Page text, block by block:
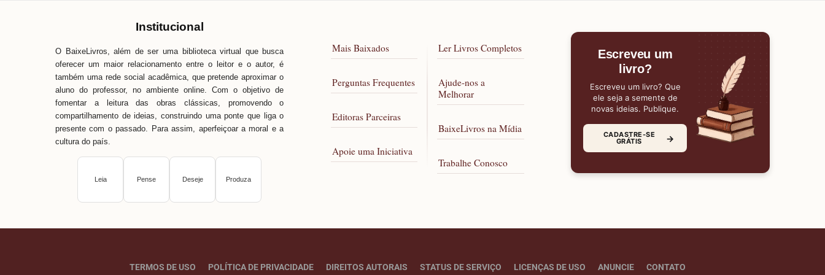
Institucional
O BaixeLivros, além de ser uma biblioteca virtual que busca
oferecer um maior relacionamento entre o leitor e o autor, é
também uma rede social acadêmica, que pretende aproximar o
aluno do professor, no ambiente online. Com o objetivo de
fomentar a leitura das obras clássicas, promovendo o
compartilhamento de ideias, construindo uma ponte que liga o
presente com o passado. Para assim, aperfeiçoar a moral e a
cultura do país.
Leia Pense Deseje Produza
Mais Baixados
Perguntas Frequentes
Editoras Parceiras
Apoie uma Iniciativa
Ler Livros Completos
Ajude-nos a
Melhorar
BaixeLivros na Mídia
Trabalhe Conosco
Escreveu um
livro?
Escreveu um livro? Que
ele seja a semente de
novas ideias. Publique.
CADASTRE-SE
GRÁTIS →
TERMOS DE USO POLÍTICA DE PRIVACIDADE DIREITOS AUTORAIS STATUS DE SERVIÇO LICENÇAS DE USO ANUNCIE CONTATO